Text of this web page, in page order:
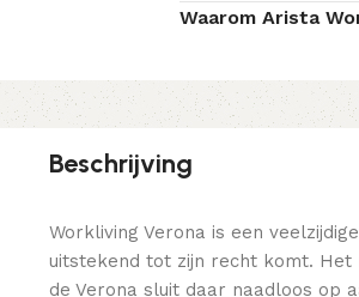
Waarom Arista
Beschrijving
Workliving Verona is een
uitstekend tot zijn recht komt. Het
de Verona sluit daar naadloos op